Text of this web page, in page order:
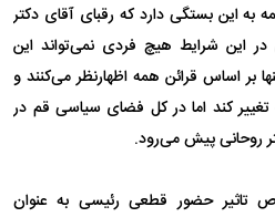
این بستگی دارد که رقبای آقای دکتر
در این شرایط هیچ‌ فردی نمی‌تواند این
بر اساس قرائن همه اظهارنظر می‌کنند و
کند اما در کل فضای سیاسی قم در
روحانی پیش می‌رود.
تاثیر حضور قطعی رئیسی به عنوان